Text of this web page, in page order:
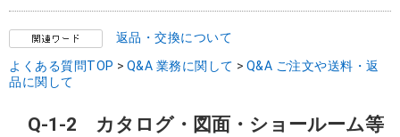
返品・交換について
よくある質問TOP > Q&A 業務に関して > Q&A ご注文や送料・返
品に関して
Q-1-2 カタログ・図面・ショールーム等